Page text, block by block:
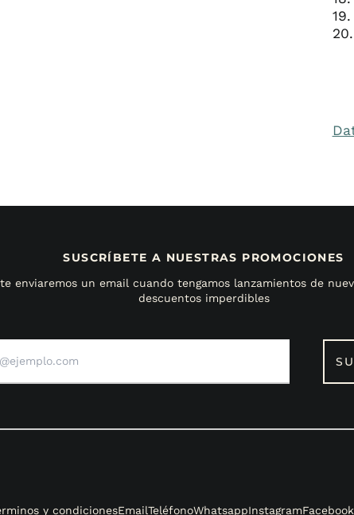
SUSCRÍBETE A NUESTRAS PROMOCIONES
enviaremos un email cuando tengamos lanzamientos de
descuentos imperdibles
y condicionesEmailTeléfonoWhatsappInstagramFacebook